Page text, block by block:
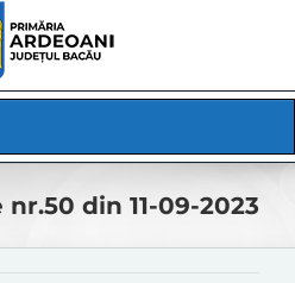
din 11-09-2023